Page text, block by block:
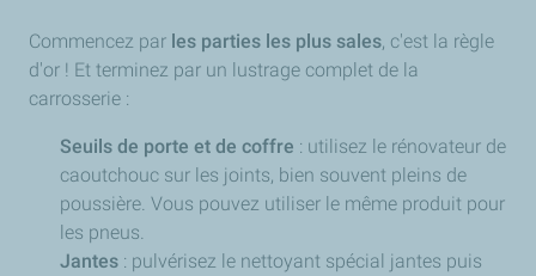
Commencez par les parties les plus sales, c'est la règle
d'or ! Et terminez par un lustrage complet de la
carrosserie :
Seuils de porte et de coffre : utilisez le rénovateur de
caoutchouc sur les joints, bien souvent pleins de
poussière. Vous pouvez utiliser le même produit pour
les pneus.
Jantes : pulvérisez le nettoyant spécial jantes puis